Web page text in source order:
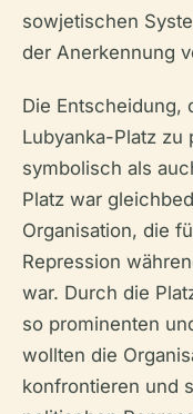
sowjetischen
der Anerkennung
Die Entscheidung,
Lubyanka-Platz zu
symbolisch als
Platz war
Organisation, die
Repression
war. Durch die
so prominenten
wollten die
konfrontieren und